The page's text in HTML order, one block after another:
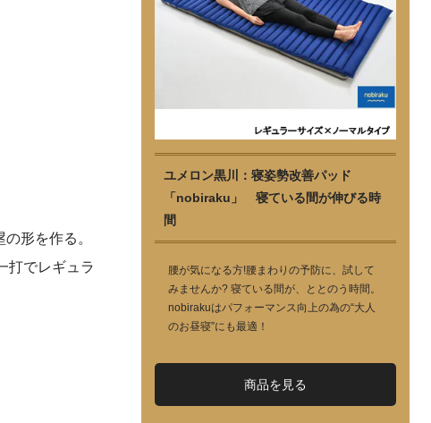
形を作る。
打でレギュラ
ユメロン黒川：寝姿勢改善パッド
「nobiraku」 寝ている間が伸びる時
間
腰が気になる方!腰まわりの予防に、試して
みませんか? 寝ている間が、ととのう時間。
nobirakuはパフォーマンス向上の為の“大人
のお昼寝”にも最適！
商品を見る